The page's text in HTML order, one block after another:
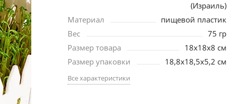
(Израиль)
Материал
пищевой пластик
Вес
75 гр
Размер товара
18х18х8 см
Размер упаковки
18,8x18,5х5,2 см
Все характеристики